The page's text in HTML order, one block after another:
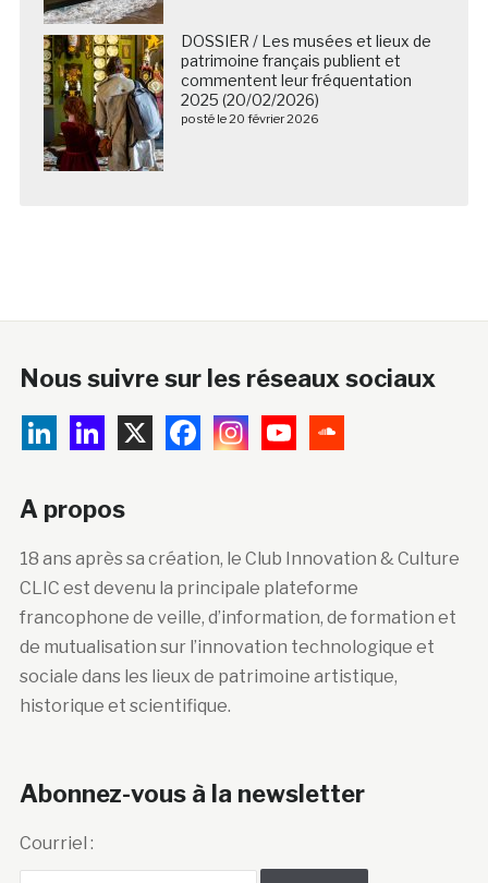
DOSSIER / Les musées et lieux de
patrimoine français publient et
commentent leur fréquentation
2025 (20/02/2026)
posté le 20 février 2026
Nous suivre sur les réseaux sociaux
A propos
18 ans après sa création, le Club Innovation & Culture
CLIC est devenu la principale plateforme
francophone de veille, d’information, de formation et
de mutualisation sur l’innovation technologique et
sociale dans les lieux de patrimoine artistique,
historique et scientifique.
Abonnez-vous à la newsletter
Courriel :